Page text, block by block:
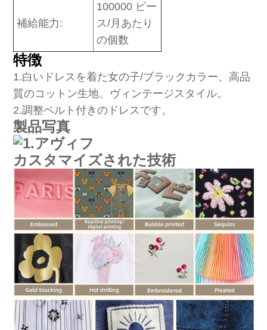
補給能力:
100000 ピー
ス/月あたり
の個数
特徴
1.白いドレスを着た女の子/ブラックカラー、高品
質のコットン生地、ヴィンテージスタイル。
2.調整ベルト付きのドレスです。
製品写真
カスタマイズされた技術